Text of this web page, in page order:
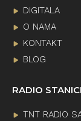
DIGITALA
O NAMA
KONTAKT
BLOG
RADIO
TNT RADIO